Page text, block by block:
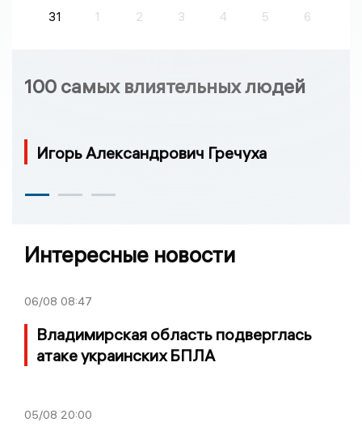
31
1 2 3 4 5 6
100 самых влиятельных людей
Игорь Александрович Гречуха
Интересные новости
06/08 08:47
Владимирская область подверглась
атаке украинских БПЛА
05/08 20:00